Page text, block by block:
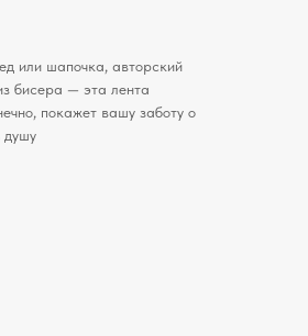
или шапочка, авторский
бисера — эта лента
покажет вашу заботу о
душу